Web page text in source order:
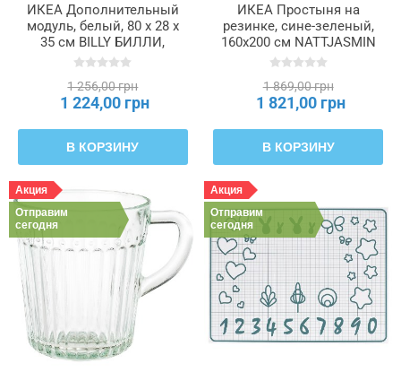
ИКЕА Дополнительный
модуль, белый, 80 x 28 x
35 см BILLY БИЛЛИ,
402.638.53
1 256,00 грн
1 224,00 грн
В КОРЗИНУ
ИКЕА Простыня на
резинке, сине-зеленый,
160x200 см NATTJASMIN
НАТТЭСМИН, 705.974.21
1 869,00 грн
1 821,00 грн
В КОРЗИНУ
Акция
Отправим
сегодня
Акция
Отправим
сегодня